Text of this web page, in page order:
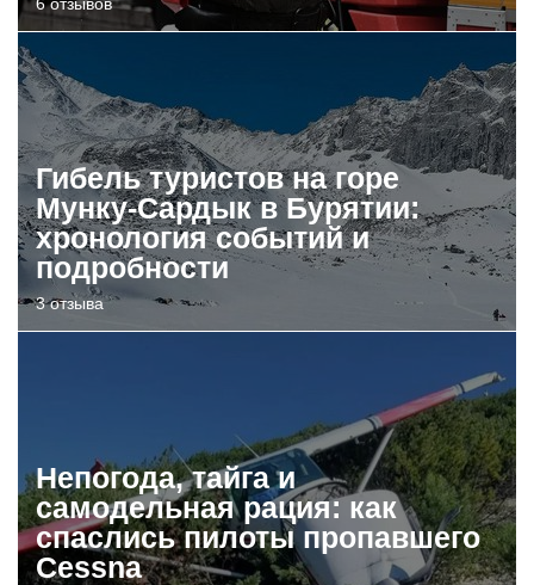
Гибель туристов на горе
Мунку-Сардык в Бурятии:
хронология событий и
подробности
3 отзыва
Непогода, тайга и
самодельная рация: как
спаслись пилоты пропавшего
Cessna